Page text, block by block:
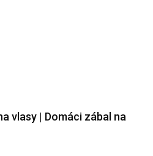
vlasy | Domáci zábal na